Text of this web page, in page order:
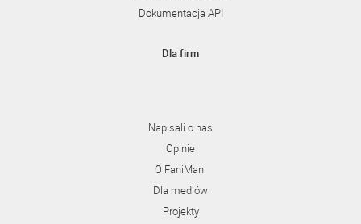
Dokumentacja API
Dla firm
Napisali o nas
Opinie
O FaniMani
Dla mediów
Projekty